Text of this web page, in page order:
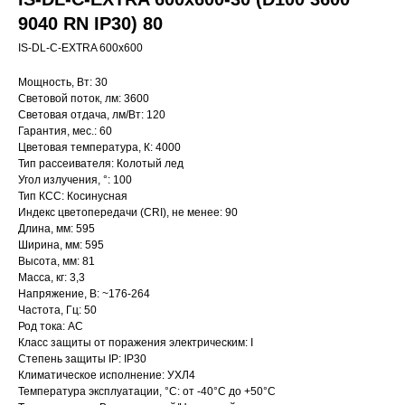
9040 RN IP30) 80
IS-DL-C-EXTRA 600x600
Мощность, Вт: 30
Световой поток, лм: 3600
Световая отдача, лм/Вт: 120
Гарантия, мес.: 60
Цветовая температура, К: 4000
Тип рассеивателя: Колотый лед
Угол излучения, °: 100
Тип КСС: Косинусная
Индекс цветопередачи (CRI), не менее: 90
Длина, мм: 595
Ширина, мм: 595
Высота, мм: 81
Масса, кг: 3,3
Напряжение, В: ~176-264
Частота, Гц: 50
Род тока: AC
Класс защиты от поражения электрическим: I
Степень защиты IP: IP30
Климатическое исполнение: УХЛ4
Температура эксплуатации, °С: от -40°C до +50°C